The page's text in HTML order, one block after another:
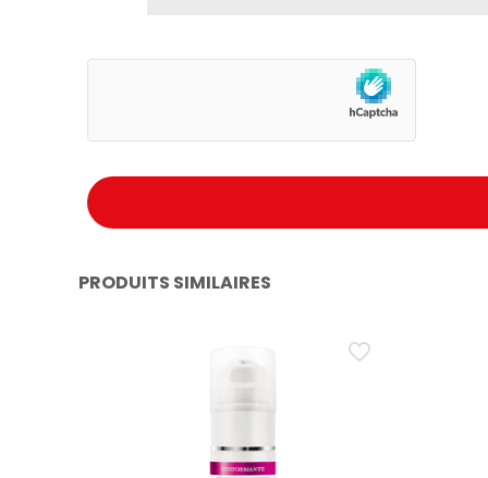
PRODUITS SIMILAIRES